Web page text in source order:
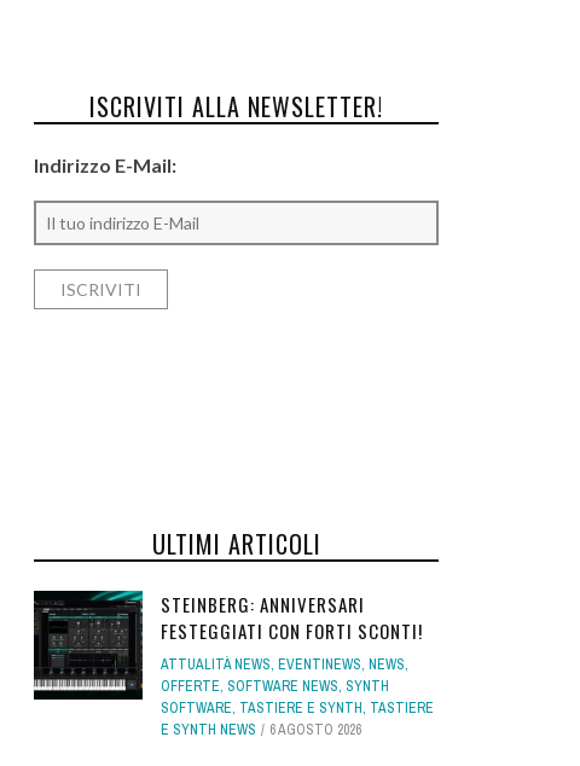
ISCRIVITI ALLA NEWSLETTER!
Indirizzo E-Mail:
ULTIMI ARTICOLI
STEINBERG: ANNIVERSARI
FESTEGGIATI CON FORTI SCONTI!
ATTUALITÀ NEWS, EVENTINEWS, NEWS,
OFFERTE, SOFTWARE NEWS, SYNTH
SOFTWARE, TASTIERE E SYNTH, TASTIERE
E SYNTH NEWS
6 AGOSTO 2026